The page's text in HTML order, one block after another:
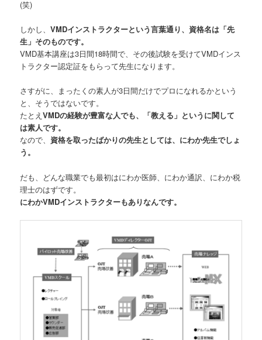
(笑)
しかし、VMDインストラクターという言葉通り、資格名は「先
生」そのものです。
VMD基本講座は3日間18時間で、その後試験を受けてVMDインス
トラクター認定証をもらって先生になります。
さすがに、まったくの素人が3日間だけでプロになれるかという
と、そうではないです。
たとえVMDの経験が豊富な人でも、「教える」というに関して
は素人です。
なので、 資格を取ったばかりの先生としては、にわか先生でしょ
う。
だも、どんな職業でも最初はにわか医師、にわか通訳、にわか税
理士のはずです。
にわかVMDインストラクターもありなんです。